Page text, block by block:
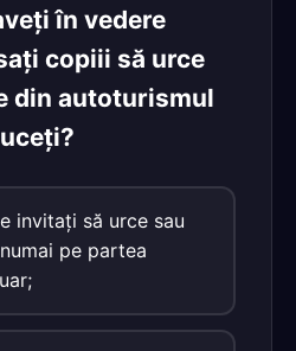
în vedere
copiii să urce
din autoturismul
invitaţi să urce sau
pe partea